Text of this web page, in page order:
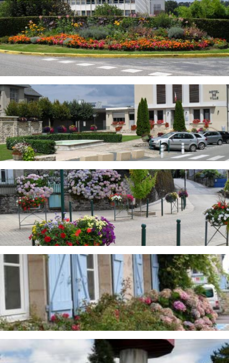
Image
Image
Image
Image
Image